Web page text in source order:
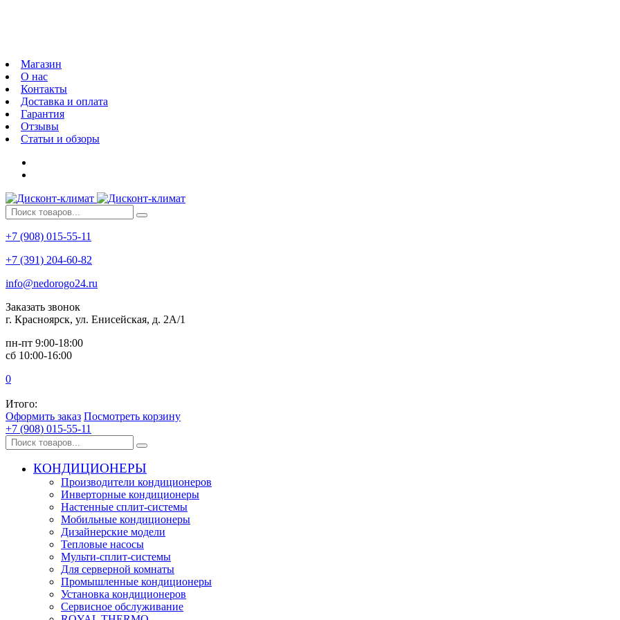
Магазин
О нас
Контакты
Доставка и оплата
Гарантия
Отзывы
Статьи и обзоры
+7 (908) 015-55-11
+7 (391) 204-60-82
info@nedorogo24.ru
Заказать звонок
г. Красноярск, ул. Енисейская, д. 2А/1
пн-пт 9:00-18:00
сб 10:00-16:00
0
Итого:
Оформить заказ Посмотреть корзину
+7 (908) 015-55-11
КОНДИЦИОНЕРЫ
Производители кондиционеров
Инверторные кондиционеры
Настенные сплит-системы
Мобильные кондиционеры
Дизайнерские модели
Тепловые насосы
Мульти-сплит-системы
Для серверной комнаты
Промышленные кондиционеры
Установка кондиционеров
Сервисное обслуживание